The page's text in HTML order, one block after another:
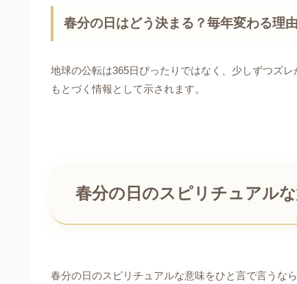
春分の日はどう決まる？毎年変わる理由
地球の公転は365日ぴったりではなく、少しずつズ
もとづく情報として示されます。
春分の日のスピリチュアル
春分の日のスピリチュアルな意味をひと言で言うなら